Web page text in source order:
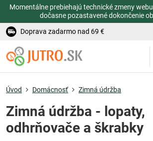
Momentálne prebiehajú technické zmeny
dočasne pozastavené dokončenie
Doprava zadarmo nad 69 €
Úvod Domácnosť Zimná údržba
Zimná údržba - lopaty,
odhrňovače a škrabky